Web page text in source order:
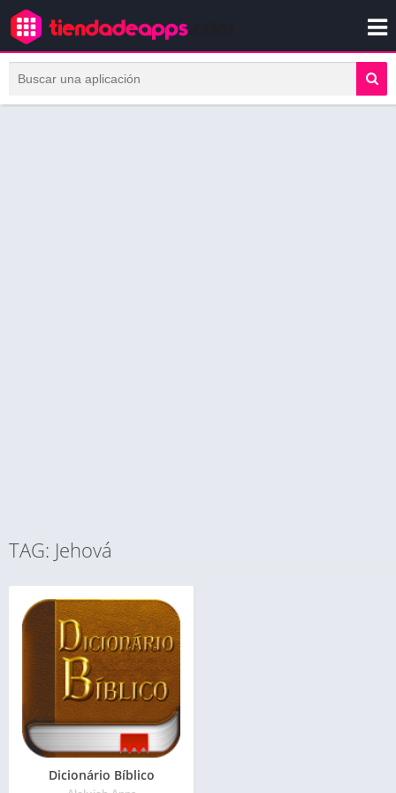
TAG: Jehová
Dicionário Bíblico